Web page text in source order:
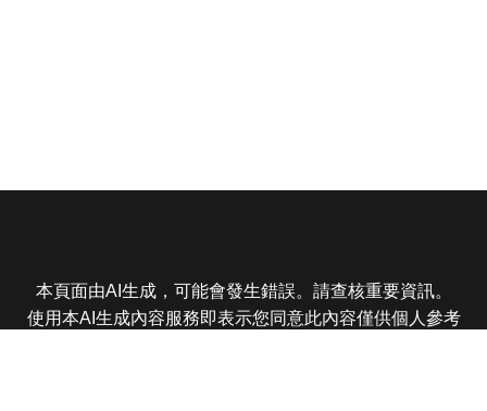
本頁面由AI生成，可能會發生錯誤。請查核重要資訊。
使用本AI生成內容服務即表示您同意此內容僅供個人參考